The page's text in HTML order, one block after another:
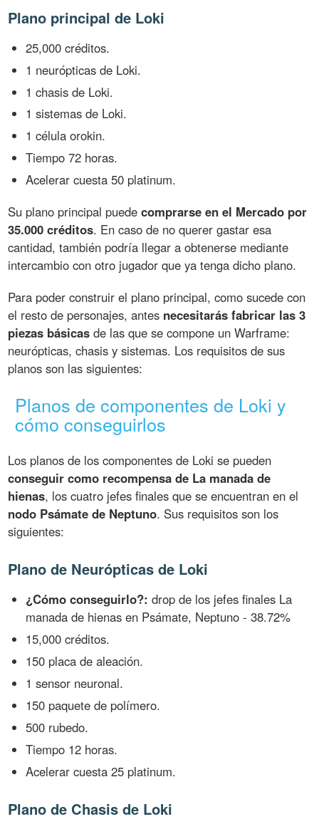
Plano principal de Loki
25,000 créditos.
1 neurópticas de Loki.
1 chasis de Loki.
1 sistemas de Loki.
1 célula orokin.
Tiempo 72 horas.
Acelerar cuesta 50 platinum.
Su plano principal puedecomprarse en el Mercado por
35.000 créditos. En caso de no querer gastar esa
cantidad, también podría llegar a obtenerse mediante
intercambio con otro jugador que ya tenga dicho plano.
Para poder construir el plano principal, como sucede con
el resto de personajes, antes necesitarás fabricar las 3
piezas básicas de las que se compone un Warframe:
neurópticas, chasis y sistemas. Los requisitos de sus
planos son las siguientes:
Planos de componentes de Loki y
cómo conseguirlos
Los planos de los componentes de Loki se pueden
conseguir como recompensa de La manada de
hienas, los cuatro jefes finales que se encuentran en el
nodo Psámate de Neptuno. Sus requisitos son los
siguientes:
Plano de Neurópticas de Loki
¿Cómo conseguirlo?: drop de los jefes finales La
manada de hienas en Psámate, Neptuno - 38.72%
15,000 créditos.
150 placa de aleación.
1 sensor neuronal.
150 paquete de polímero.
500 rubedo.
Tiempo 12 horas.
Acelerar cuesta 25 platinum.
Plano de Chasis de Loki